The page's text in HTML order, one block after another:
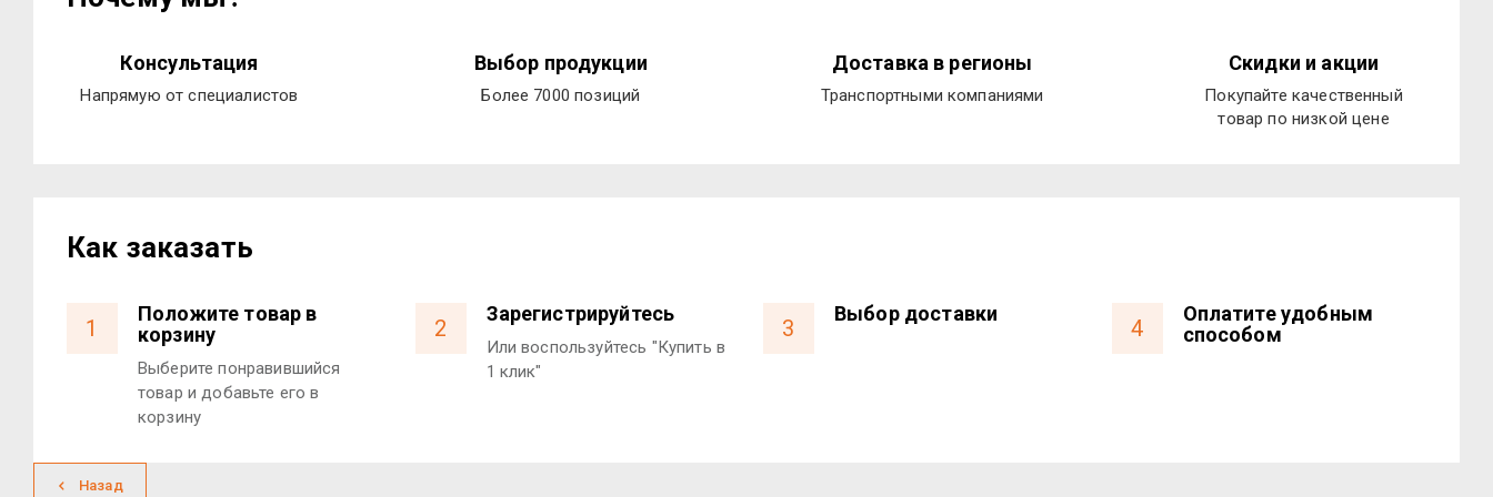
Консультация
Напрямую от специалистов
Выбор продукции
Более 7000 позиций
Доставка в регионы
Транспортными компаниями
Скидки и акции
Покупайте качественный
товар по низкой цене
Как заказать
1
Положите товар в
корзину
Выберите понравившийся
товар и добавьте его в
корзину
2
Зарегистрируйтесь
Или воспользуйтесь "Купить в
1 клик"
3
Выбор доставки
4
Оплатите удобным
способом
Назад